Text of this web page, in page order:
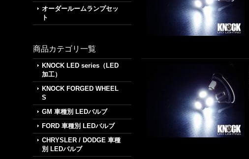
オーダールームランプセッ
ト
商品カテゴリ一覧
KNOCK LED series（LED
加工）
KNOCK FORGED WHEEL
S
GM 車種別 LEDバルブ
FORD 車種別 LEDバルブ
CHRYSLER / DODGE 車種
別 LEDバルブ